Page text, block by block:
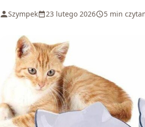
Szympek 23 lutego 2026 5 min